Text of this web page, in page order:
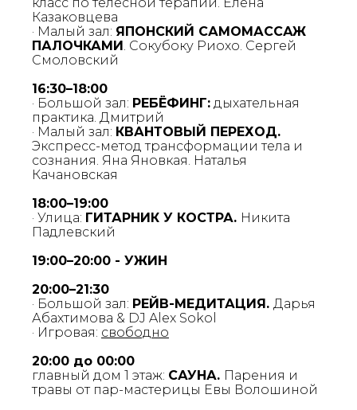
класс по телесной терапии. Елена
Казаковцева
· Малый зал: ЯПОНСКИЙ САМОМАССАЖ
ПАЛОЧКАМИ . Сокубоку Риохо. Сергей
Смоловский
16:30–18:00
· Большой зал: РЕБЁФИНГ: дыхательная
практика. Дмитрий
· Малый зал: КВАНТОВЫЙ ПЕРЕХОД.
Экспресс-метод трансформации тела и
сознания. Яна Яновкая. Наталья
Качановская
18:00–19:00
· Улица: ГИТАРНИК У КОСТРА. Никита
Падлевский
19:00–20:00 - УЖИН
20:00–21:30
· Большой зал: РЕЙВ-МЕДИТАЦИЯ. Дарья
Абахтимова & DJ Alex Sokol
· Игровая: свободно
20:00 до 00:00
главный дом 1 этаж: САУНА. Парения и
травы от пар-мастерицы Евы Волошиной